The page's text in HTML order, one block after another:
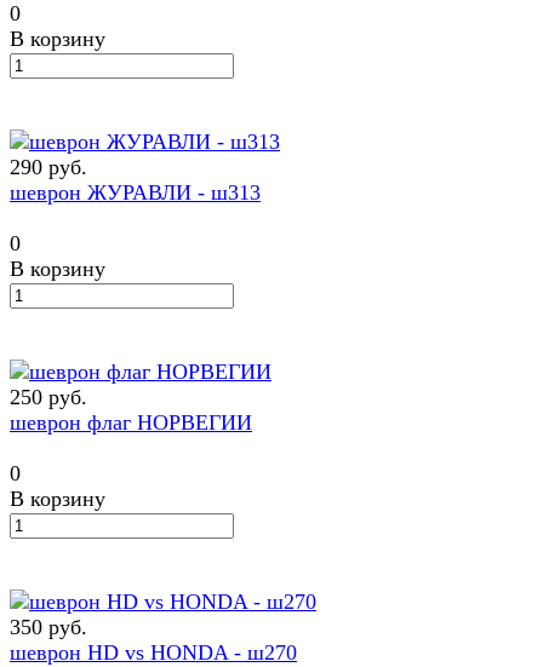
0
В корзину
290 руб.
шеврон ЖУРАВЛИ - ш313
0
В корзину
250 руб.
шеврон флаг НОРВЕГИИ
0
В корзину
350 руб.
шеврон HD vs HONDA - ш270